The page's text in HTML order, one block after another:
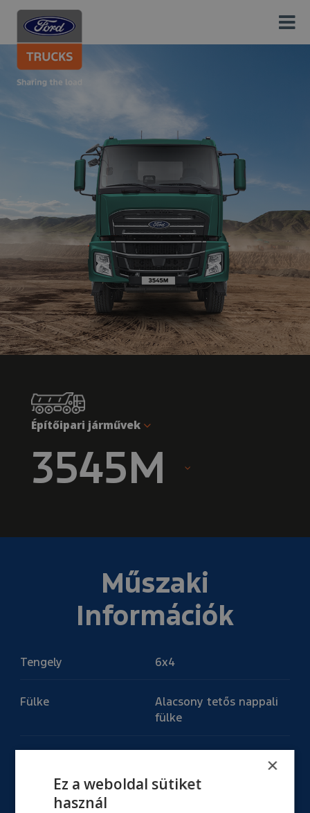
Építőipari járművek
3545M
Műszaki
Információk
Tengely 6x4
Fülke
Alacsony tetős nappali
fülke
Motor teljesítmény: 420
PS
×
Ez a weboldal sütiket
használ